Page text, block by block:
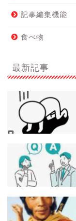
記事編集機能
食べ物
最新記事